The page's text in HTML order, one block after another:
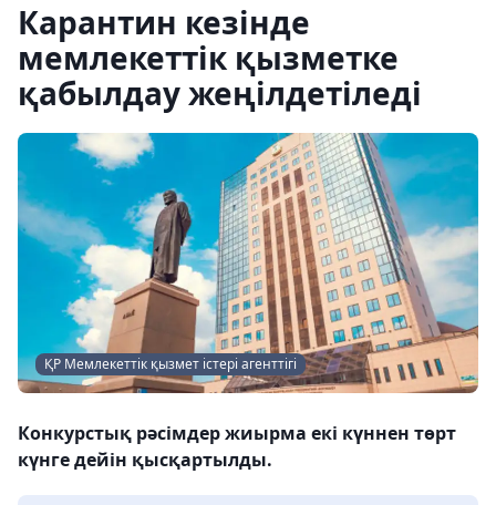
Карантин кезінде
мемлекеттік қызметке
қабылдау жеңілдетіледі
ҚР Мемлекеттік қызмет істері агенттігі
Конкурстық рәсімдер жиырма екі күннен төрт
күнге дейін қысқартылды.